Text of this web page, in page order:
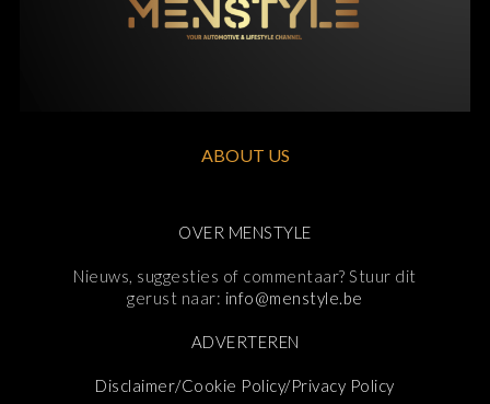
ABOUT US
OVER MENSTYLE
Nieuws, suggesties of commentaar? Stuur dit
gerust naar: info@menstyle.be
ADVERTEREN
Disclaimer/Cookie Policy/Privacy Policy